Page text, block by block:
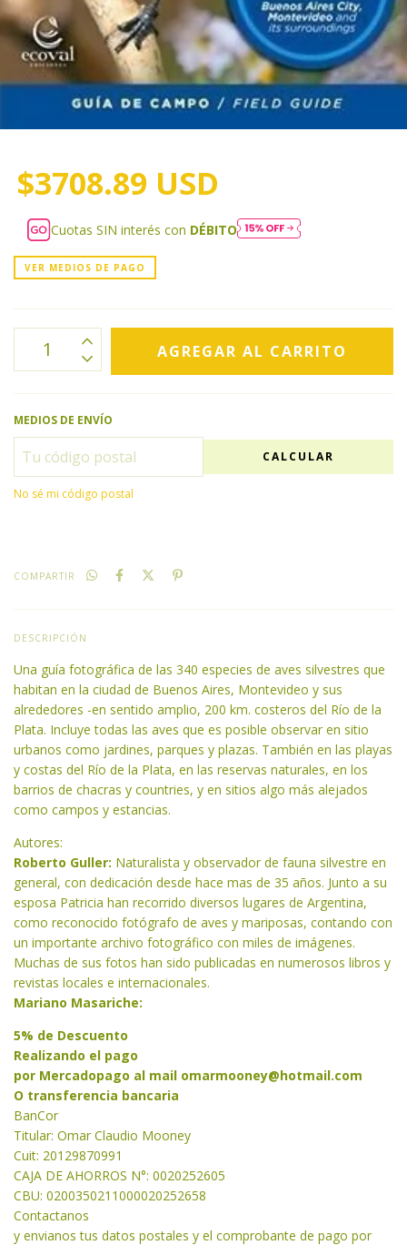
$3708.89 USD
Cuotas SIN interés con DÉBITO
VER MEDIOS DE PAGO
MEDIOS DE ENVÍO
CALCULAR
No sé mi código postal
COMPARTIR
DESCRIPCIÓN
Una guía fotográfica de las 340 especies de aves silvestres que
habitan en la ciudad de Buenos Aires, Montevideo y sus
alrededores -en sentido amplio, 200 km. costeros del Río de la
Plata. Incluye todas las aves que es posible observar en sitio
urbanos como jardines, parques y plazas. También en las playas
y costas del Río de la Plata, en las reservas naturales, en los
barrios de chacras y countries, y en sitios algo más alejados
como campos y estancias.
Autores:
Roberto Guller: Naturalista y observador de fauna silvestre en
general, con dedicación desde hace mas de 35 años. Junto a su
esposa Patricia han recorrido diversos lugares de Argentina,
como reconocido fotógrafo de aves y mariposas, contando con
un importante archivo fotográfico con miles de imágenes.
Muchas de sus fotos han sido publicadas en numerosos libros y
revistas locales e internacionales.
Mariano Masariche:
5% de Descuento
Realizando el pago
por Mercadopago al mail omarmooney@hotmail.com
O transferencia bancaria
BanCor
Titular: Omar Claudio Mooney
Cuit: 20129870991
CAJA DE AHORROS N°: 0020252605
CBU: 0200350211000020252658
Contactanos
y envianos tus datos postales y el comprobante de pago por